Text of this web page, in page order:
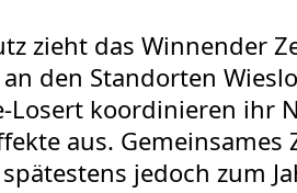
zieht das Winnender
den Standorten
Losert koordinieren ihr
aus.
jedoch zum